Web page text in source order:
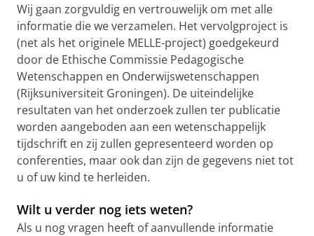
Wij gaan zorgvuldig en vertrouwelijk om met alle
informatie die we verzamelen. Het vervolgproject is
(net als het originele MELLE-project) goedgekeurd
door de Ethische Commissie Pedagogische
Wetenschappen en Onderwijswetenschappen
(Rijksuniversiteit Groningen). De uiteindelijke
resultaten van het onderzoek zullen ter publicatie
worden aangeboden aan een wetenschappelijk
tijdschrift en zij zullen gepresenteerd worden op
conferenties, maar ook dan zijn de gegevens niet tot
u of uw kind te herleiden.
Wilt u verder nog iets weten?
Als u nog vragen heeft of aanvullende informatie